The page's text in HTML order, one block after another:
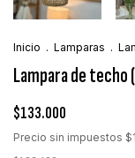
Inicio . Lamparas .
Lampara de techo
$133.000
Precio sin impuestos